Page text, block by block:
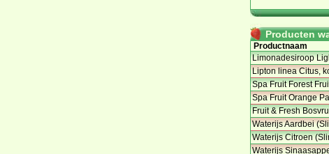
Producten
Productnaam
Limonadesiroop
Lipton linea Citus,
Spa Fruit Forest
Spa Fruit Orange
Fruit & Fresh
Waterijs Aardbei
Waterijs Citroen
Waterijs